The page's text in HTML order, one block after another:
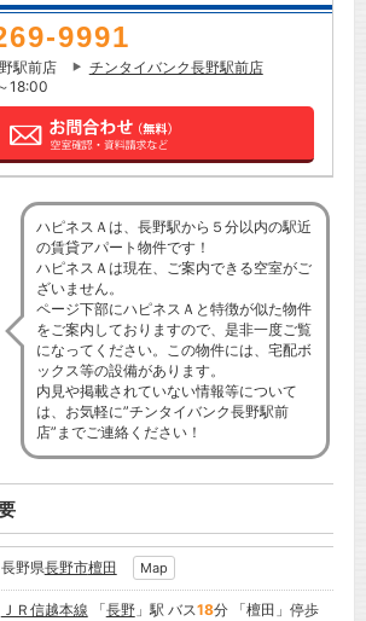
9991
駅前店
チンタイバンク長野駅前店
18:00
ハピネスＡは、長野駅から５分以内の駅近
の賃貸アパート物件です！
ハピネスＡは現在、ご案内できる空室がご
ざいません。
ページ下部にハピネスＡと特徴が似た物件
をご案内しておりますので、是非一度ご覧
になってください。この物件には、宅配ボ
ックス等の設備があります。
内見や掲載されていない情報等について
は、お気軽に”チンタイバンク長野駅前
店”までご連絡ください！
長野県長野市檀田 Map
ＪＲ信越本線 「長野」駅 バス18分 「檀田」停歩